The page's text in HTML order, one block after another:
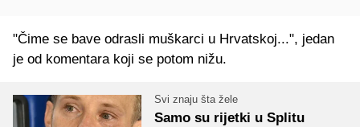
"Čime se bave odrasli muškarci u Hrvatskoj...", jedan
je od komentara koji se potom nižu.
Svi znaju šta žele
Samo su rijetki u Splitu